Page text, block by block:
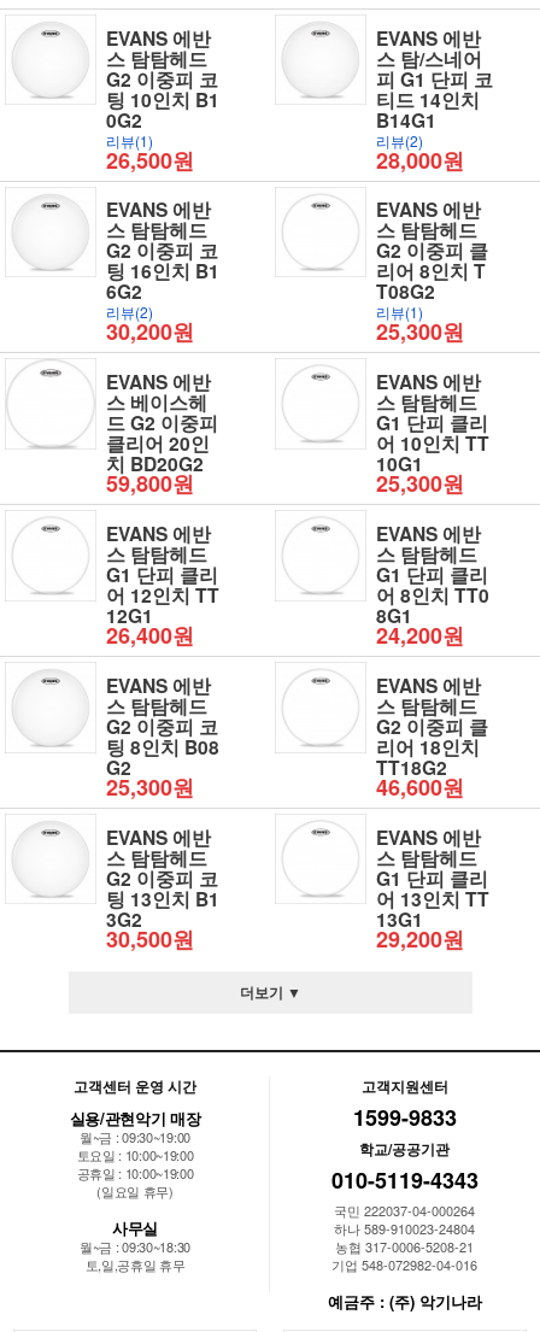
EVANS 에반
스 탐탐헤드
G2 이중피 코
팅 10인치 B1
0G2
리뷰(1)
26,500원
EVANS 에반
스 탐/스네어
피 G1 단피 코
티드 14인치
B14G1
리뷰(2)
28,000원
EVANS 에반
스 탐탐헤드
G2 이중피 코
팅 16인치 B1
6G2
리뷰(2)
30,200원
EVANS 에반
스 탐탐헤드
G2 이중피 클
리어 8인치 T
T08G2
리뷰(1)
25,300원
EVANS 에반
스 베이스헤
드 G2 이중피
클리어 20인
치 BD20G2
59,800원
EVANS 에반
스 탐탐헤드
G1 단피 클리
어 10인치 TT
10G1
25,300원
EVANS 에반
스 탐탐헤드
G1 단피 클리
어 12인치 TT
12G1
26,400원
EVANS 에반
스 탐탐헤드
G1 단피 클리
어 8인치 TT0
8G1
24,200원
EVANS 에반
스 탐탐헤드
G2 이중피 코
팅 8인치 B08
G2
25,300원
EVANS 에반
스 탐탐헤드
G2 이중피 클
리어 18인치
TT18G2
46,600원
EVANS 에반
스 탐탐헤드
G2 이중피 코
팅 13인치 B1
3G2
30,500원
EVANS 에반
스 탐탐헤드
G1 단피 클리
어 13인치 TT
13G1
29,200원
더보기 ▼
고객센터 운영 시간
실용/관현악기 매장
월~금 : 09:30~19:00
토요일 : 10:00~19:00
공휴일 : 10:00~19:00
(일요일 휴무)
사무실
월~금 : 09:30~18:30
토,일,공휴일 휴무
고객지원센터
1599-9833
학교/공공기관
010-5119-4343
국민 222037-04-000264
하나 589-910023-24804
농협 317-0006-5208-21
기업 548-072982-04-016
예금주 : (주) 악기나라